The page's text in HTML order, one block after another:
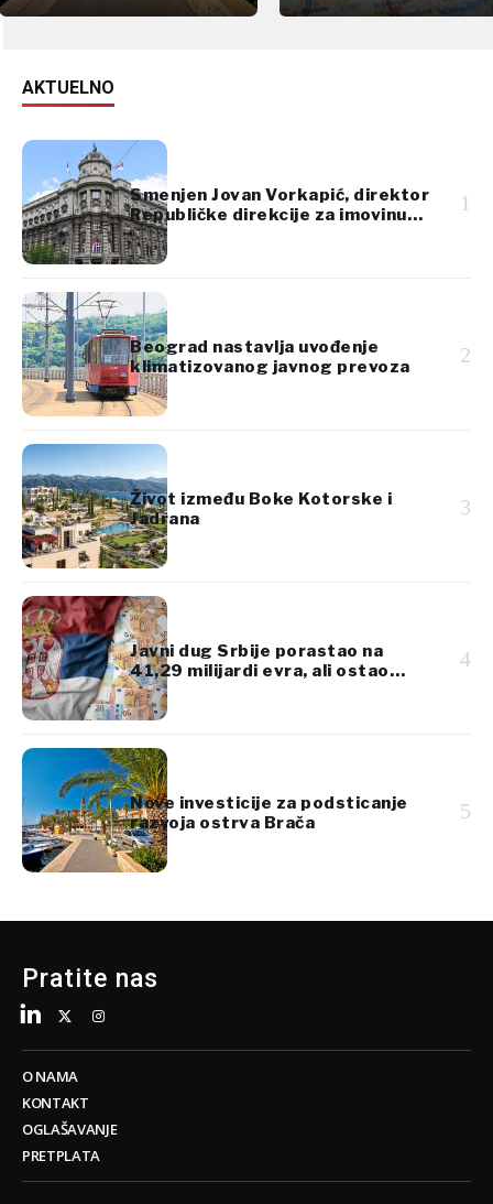
AKTUELNO
Smenjen Jovan Vorkapić, direktor
Republičke direkcije za imovinu
Srbije
1
Beograd nastavlja uvođenje
klimatizovanog javnog prevoza
2
Život između Boke Kotorske i
Jadrana
3
Javni dug Srbije porastao na
41,29 milijardi evra, ali ostao
ispod 45% BDP-a
4
Nove investicije za podsticanje
razvoja ostrva Brača
5
Pratite nas
O NAMA
KONTAKT
OGLAŠAVANJE
PRETPLATA